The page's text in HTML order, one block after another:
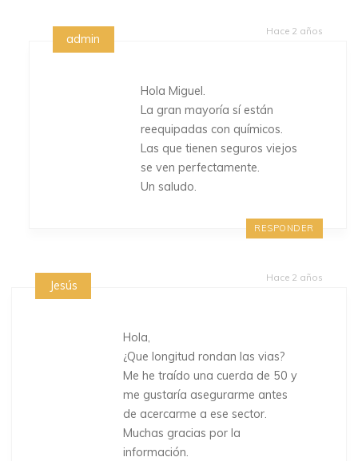
Hace 2 años
admin
Hola Miguel.
La gran mayoría sí están
reequipadas con químicos.
Las que tienen seguros viejos
se ven perfectamente.
Un saludo.
RESPONDER
Hace 2 años
Jesús
Hola,
¿Que longitud rondan las vias?
Me he traído una cuerda de 50 y
me gustaría asegurarme antes
de acercarme a ese sector.
Muchas gracias por la
información.